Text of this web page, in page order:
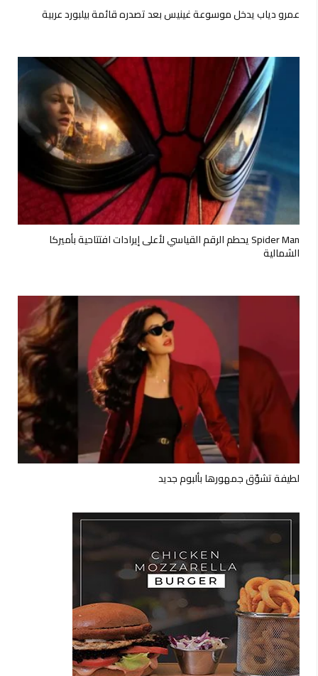
عمرو دياب يدخل موسوعة غينيس بعد تصدره قائمة بيلبورد عربية
Spider Man يحطم الرقم القياسي لأعلى إيرادات افتتاحية بأميركا
الشمالية
لطيفة تشوّق جمهورها بألبوم جديد